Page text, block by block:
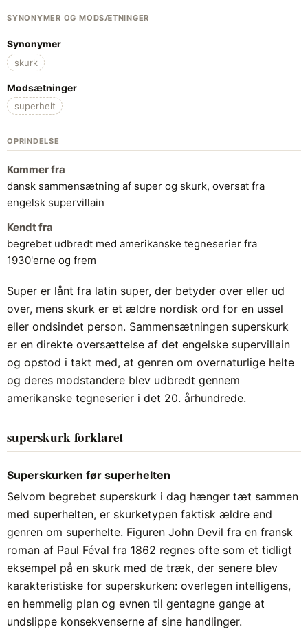
SYNONYMER OG MODSÆTNINGER
Synonymer
skurk
Modsætninger
superhelt
OPRINDELSE
Kommer fra
dansk sammensætning af super og skurk, oversat fra
engelsk supervillain
Kendt fra
begrebet udbredt med amerikanske tegneserier fra
1930'erne og frem
Super er lånt fra latin super, der betyder over eller ud
over, mens skurk er et ældre nordisk ord for en ussel
eller ondsindet person. Sammensætningen superskurk
er en direkte oversættelse af det engelske supervillain
og opstod i takt med, at genren om overnaturlige helte
og deres modstandere blev udbredt gennem
amerikanske tegneserier i det 20. århundrede.
superskurk forklaret
Superskurken før superhelten
Selvom begrebet superskurk i dag hænger tæt sammen
med superhelten, er skurketypen faktisk ældre end
genren om superhelte. Figuren John Devil fra en fransk
roman af Paul Féval fra 1862 regnes ofte som et tidligt
eksempel på en skurk med de træk, der senere blev
karakteristiske for superskurken: overlegen intelligens,
en hemmelig plan og evnen til gentagne gange at
undslippe konsekvenserne af sine handlinger.